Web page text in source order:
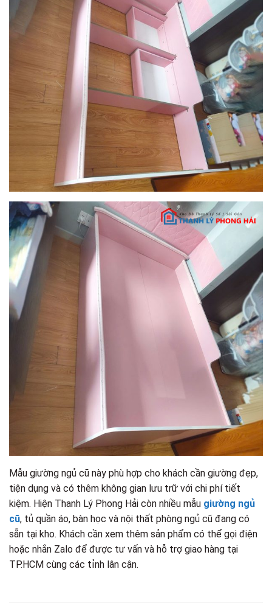
Mẫu giường ngủ cũ này phù hợp cho khách cần giường đẹp,
tiện dụng và có thêm không gian lưu trữ với chi phí tiết
kiệm. Hiện Thanh Lý Phong Hải còn nhiều mẫu giường ngủ
cũ, tủ quần áo, bàn học và nội thất phòng ngủ cũ đang có
sẵn tại kho. Khách cần xem thêm sản phẩm có thể gọi điện
hoặc nhắn Zalo để được tư vấn và hỗ trợ giao hàng tại
TP.HCM cùng các tỉnh lân cận.